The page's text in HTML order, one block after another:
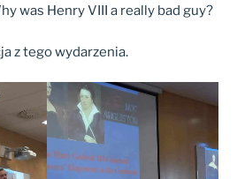
was Henry VIII a really bad guy?
z tego wydarzenia.